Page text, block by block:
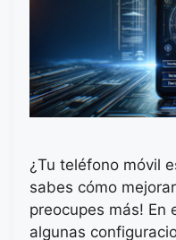
¿Tu teléfono móvil
sabes cómo
preocupes más! En
algunas